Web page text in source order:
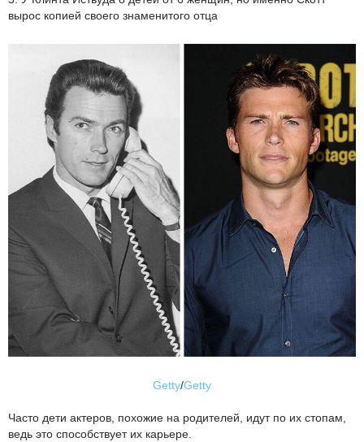
вырос копией своего знаменитого отца
Getty/Getty
Часто дети актеров, похожие на родителей, идут по их стопам,
ведь это способствует их карьере.